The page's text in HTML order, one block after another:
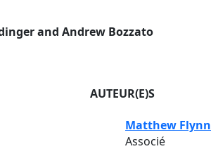
and Andrew Bozzato
AUTEUR(E)S
Matthew Flynn
Associé